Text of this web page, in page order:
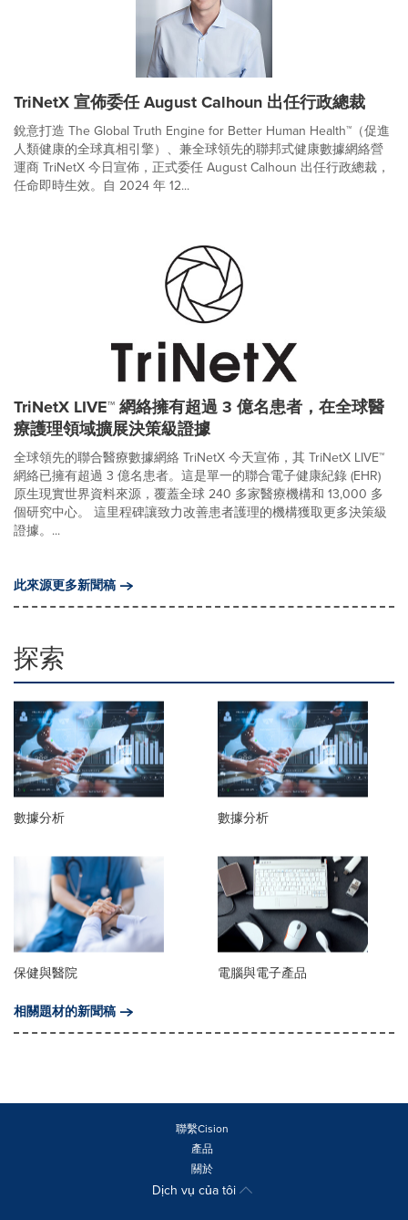
TriNetX 宣佈委任 August Calhoun 出任行政總裁
銳意打造 The Global Truth Engine for Better Human Health™（促進
人類健康的全球真相引擎）、兼全球領先的聯邦式健康數據網絡營
運商 TriNetX 今日宣佈，正式委任 August Calhoun 出任行政總裁，
任命即時生效。自 2024 年 12...
TriNetX LIVE™ 網絡擁有超過 3 億名患者，在全球醫
療護理領域擴展決策級證據
全球領先的聯合醫療數據網絡 TriNetX 今天宣佈，其 TriNetX LIVE™
網絡已擁有超過 3 億名患者。這是單一的聯合電子健康紀錄 (EHR)
原生現實世界資料來源，覆蓋全球 240 多家醫療機構和 13,000 多
個研究中心。 這里程碑讓致力改善患者護理的機構獲取更多決策級
證據。...
此來源更多新聞稿
探索
數據分析 數據分析
保健與醫院
電腦與電子產品
相關題材的新聞稿
聯繫Cision
產品
關於
Dịch vụ của tôi